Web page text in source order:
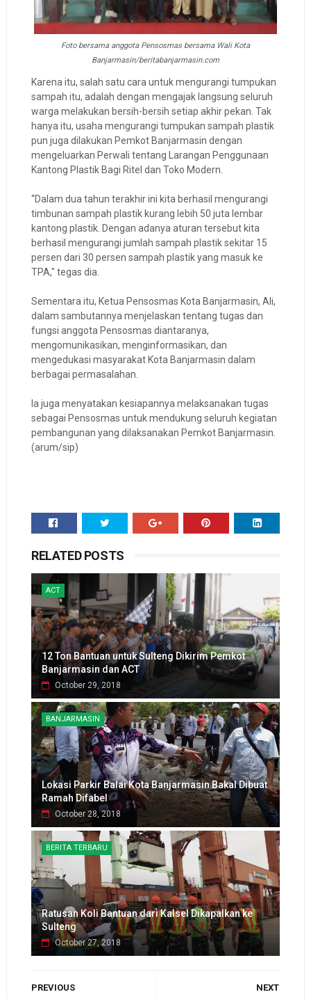
Foto bersama anggota Pensosmas bersama Wali Kota
Banjarmasin/beritabanjarmasin.com
Karena itu, salah satu cara untuk mengurangi tumpukan
sampah itu, adalah dengan mengajak langsung seluruh
warga melakukan bersih-bersih setiap akhir pekan. Tak
hanya itu, usaha mengurangi tumpukan sampah plastik
pun juga dilakukan Pemkot Banjarmasin dengan
mengeluarkan Perwali tentang Larangan Penggunaan
Kantong Plastik Bagi Ritel dan Toko Modern.
“Dalam dua tahun terakhir ini kita berhasil mengurangi
timbunan sampah plastik kurang lebih 50 juta lembar
kantong plastik. Dengan adanya aturan tersebut kita
berhasil mengurangi jumlah sampah plastik sekitar 15
persen dari 30 persen sampah plastik yang masuk ke
TPA," tegas dia.
Sementara itu, Ketua Pensosmas Kota Banjarmasin, Ali,
dalam sambutannya menjelaskan tentang tugas dan
fungsi anggota Pensosmas diantaranya,
mengomunikasikan, menginformasikan, dan
mengedukasi masyarakat Kota Banjarmasin dalam
berbagai permasalahan.
Ia juga menyatakan kesiapannya melaksanakan tugas
sebagai Pensosmas untuk mendukung seluruh kegiatan
pembangunan yang dilaksanakan Pemkot Banjarmasin.
(arum/sip)
RELATED POSTS
ACT
12 Ton Bantuan untuk Sulteng Dikirim Pemkot
Banjarmasin dan ACT
October 29, 2018
BANJARMASIN
Lokasi Parkir Balai Kota Banjarmasin Bakal Dibuat
Ramah Difabel
October 28, 2018
BERITA TERBARU
Ratusan Koli Bantuan dari Kalsel Dikapalkan ke
Sulteng
October 27, 2018
NEXT
PREVIOUS